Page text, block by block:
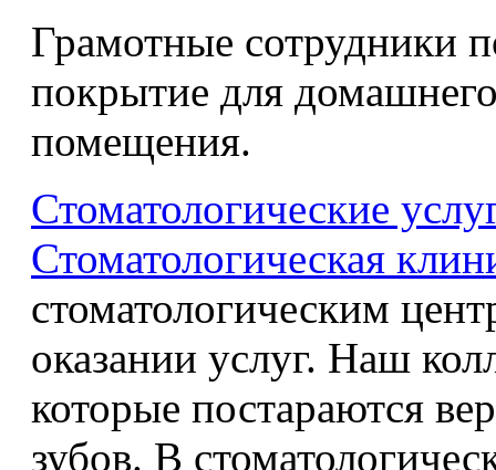
Грамотные сотрудники
покрытие для
помещения.
Стоматологические
Стоматологическая
стоматологическим
оказании услуг. Наш
которые постараются
зубов. В